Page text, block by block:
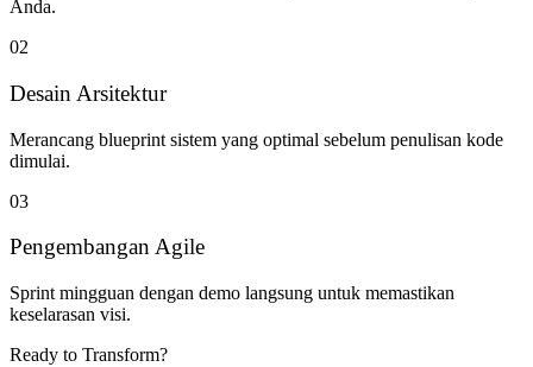
Anda.
02
Desain Arsitektur
Merancang blueprint sistem yang optimal sebelum penulisan kode
dimulai.
03
Pengembangan Agile
Sprint mingguan dengan demo langsung untuk memastikan
keselarasan visi.
Ready to Transform?